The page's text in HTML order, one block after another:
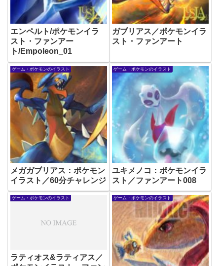
エンペルト/ポケモンイラ
スト・ファンアー
ト/Empoleon_01
ガブリアス／ポケモンイラ
スト・ファンアート
ゲーム・ポケモンのイラスト
メガガブリアス：ポケモン
イラスト／60分チャレンジ
ゲーム・ポケモンのイラスト
ユキメノコ：ポケモンイラ
スト／ファンアート008
ゲーム・ポケモンのイラスト
ラティオス&ラティアス／
ゲーム・ポケモンのイラスト